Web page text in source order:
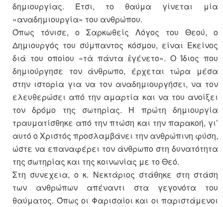
δημιουργίας. Έτσι, το θαύμα γίνεται μία
«αναδημιουργία» του ανθρώπου.
Όπως τόνισε, ο Σαρκωθείς Λόγος του Θεού, ο
Δημιουργός του σύμπαντος κόσμου, είναι Εκείνος
διά του οποίου «τὰ πάντα ἐγένετο». Ο Ίδιος που
δημιούργησε τον άνθρωπο, έρχεται τώρα μέσα
στην ιστορία για να τον αναδημιουργήσει, να τον
ελευθερώσει από την αμαρτία και να του ανοίξει
τον δρόμο της σωτηρίας. Η πρώτη δημιουργία
τραυματίσθηκε από την πτώση και την παρακοή, γι’
αυτό ο Χριστός προσλαμβάνει την ανθρώπινη φύση,
ώστε να επαναφέρει τον άνθρωπο στη δυνατότητα
της σωτηρίας και της κοινωνίας με το Θεό.
Στη συνεχεια, ο κ. Νεκτάριος στάθηκε στη στάση
των ανθρώπων απέναντι στα γεγονότα του
θαύματος. Όπως οι Φαρισαίοι και οι παριστάμενοι